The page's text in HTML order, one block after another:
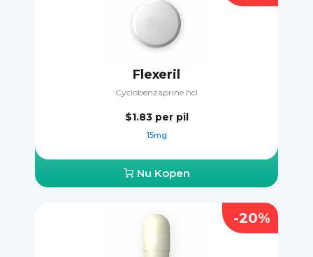
Flexeril
Сyclobenzaprine hcl
$1.83 per pil
15mg
Nu Kopen
-20%